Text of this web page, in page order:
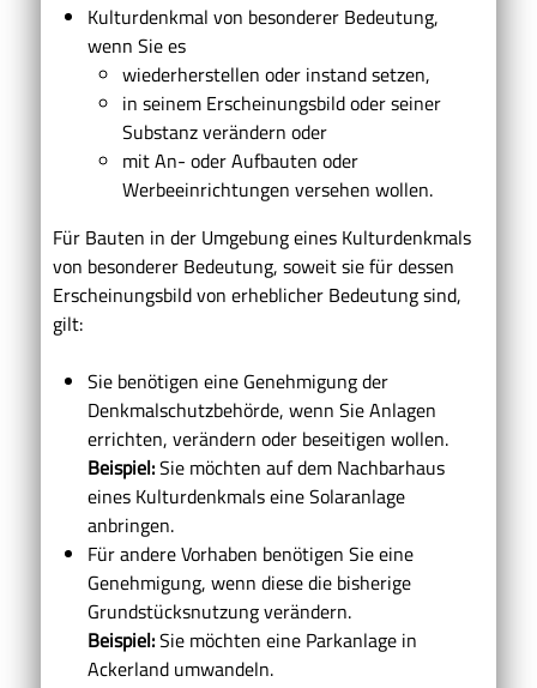
Kulturdenkmal von besonderer Bedeutung,
wenn Sie es
wiederherstellen oder instand setzen,
in seinem Erscheinungsbild oder seiner
Substanz verändern oder
mit An- oder Aufbauten oder
Werbeeinrichtungen versehen wollen.
Für Bauten in der Umgebung eines Kulturdenkmals
von besonderer Bedeutung, soweit sie für dessen
Erscheinungsbild von erheblicher Bedeutung sind,
gilt:
Sie benötigen eine Genehmigung der
Denkmalschutzbehörde, wenn Sie Anlagen
errichten, verändern oder beseitigen wollen.
Beispiel:Sie möchten auf dem Nachbarhaus
eines Kulturdenkmals eine Solaranlage
anbringen.
Für andere Vorhaben benötigen Sie eine
Genehmigung, wenn diese die bisherige
Grundstücksnutzung verändern.
Beispiel:Sie möchten eine Parkanlage in
Ackerland umwandeln.